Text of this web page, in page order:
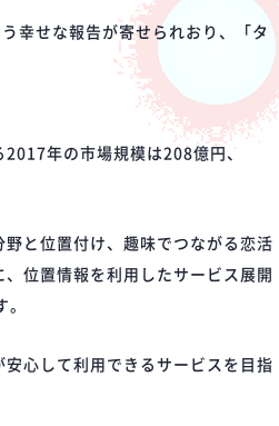
幸せな報告が寄せられおり、「タ
年の市場規模は208億円、
と位置付け、趣味でつながる恋活
位置情報を利用したサービス展開
。
心して利用できるサービスを目指